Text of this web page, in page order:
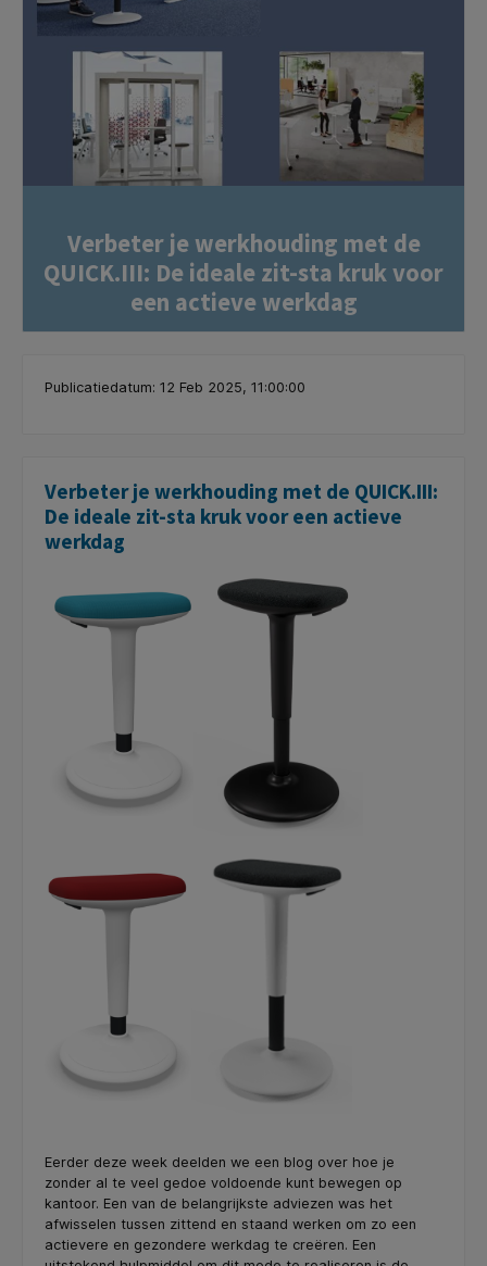
Verbeter je werkhouding met de
QUICK.III: De ideale zit-sta kruk voor
een actieve werkdag
Publicatiedatum: 12 Feb 2025, 11:00:00
Verbeter je werkhouding met de QUICK.III:
De ideale zit-sta kruk voor een actieve
werkdag
Eerder deze week deelden we een blog over hoe je
zonder al te veel gedoe voldoende kunt bewegen op
kantoor. Een van de belangrijkste adviezen was het
afwisselen tussen zittend en staand werken om zo een
actievere en gezondere werkdag te creëren. Een